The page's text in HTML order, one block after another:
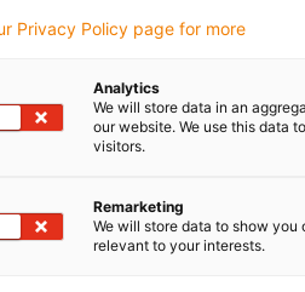
de teste
digitalmente
Privacy Policy page for more
Analytics
We will store data in an
our website. We use this data
visitors.
Remarketing
We will store data to show
relevant to your interests.